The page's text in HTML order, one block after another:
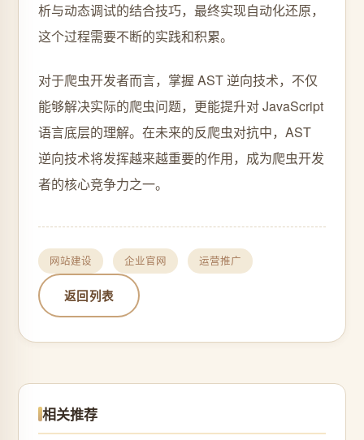
析与动态调试的结合技巧，最终实现自动化还原，
这个过程需要不断的实践和积累。
对于爬虫开发者而言，掌握 AST 逆向技术，不仅
能够解决实际的爬虫问题，更能提升对 JavaScript
语言底层的理解。在未来的反爬虫对抗中，AST
逆向技术将发挥越来越重要的作用，成为爬虫开发
者的核心竞争力之一。
网站建设 企业官网 运营推广
返回列表
相关推荐